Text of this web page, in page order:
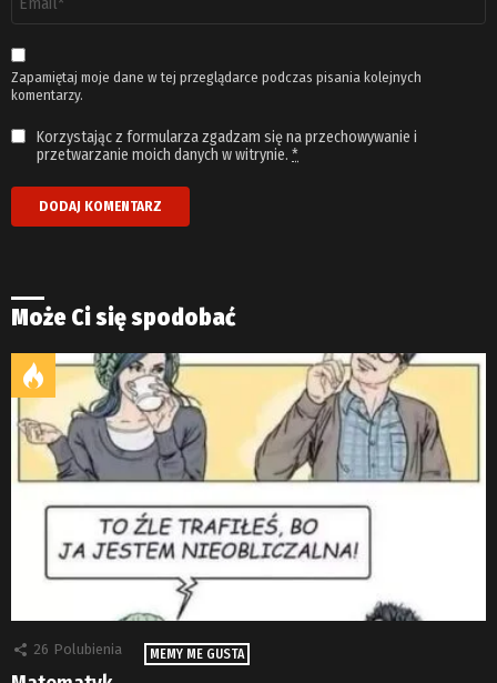
email
*
Zapamiętaj moje dane w tej przeglądarce podczas pisania kolejnych
komentarzy.
Korzystając z formularza zgadzam się na przechowywanie i
przetwarzanie moich danych w witrynie. *
Może Ci się spodobać
26 Polubienia MEMY ME GUSTA